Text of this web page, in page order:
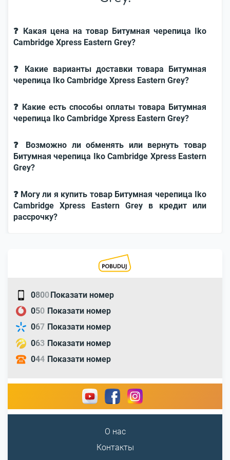
❓ Какая цена на товар Битумная черепица Iko
Cambridge Xpress Eastern Grey?
❓ Какие варианты доставки товара Битумная
черепица Iko Cambridge Xpress Eastern Grey?
❓ Какие есть способы оплаты товара Битумная
черепица Iko Cambridge Xpress Eastern Grey?
❓ Возможно ли обменять или вернуть товар
Битумная черепица Iko Cambridge Xpress Eastern
Grey?
❓ Могу ли я купить товар Битумная черепица Iko
Cambridge Xpress Eastern Grey в кредит или
рассрочку?
0800Показати номер
050 Показати номер
067 Показати номер
063 Показати номер
044 Показати номер
О нас
Контакты